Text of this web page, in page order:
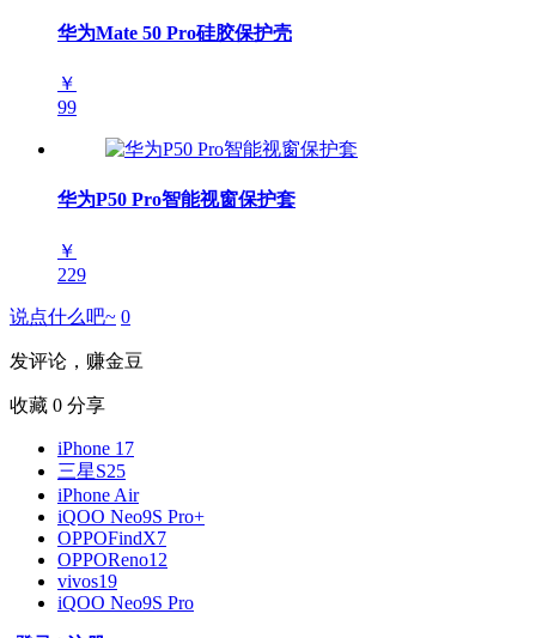
华为Mate 50 Pro硅胶保护壳
￥
99
华为P50 Pro智能视窗保护套
￥
229
说点什么吧~ 0
发评论，赚金豆
收藏 0 分享
iPhone 17
三星S25
iPhone Air
iQOO Neo9S Pro+
OPPOFindX7
OPPOReno12
vivos19
iQOO Neo9S Pro